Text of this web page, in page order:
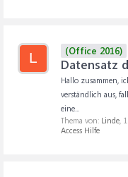
L (Office 2016)
Datensatz
Hallo zusammen,
verständlich aus,
eine...
Thema von: Linde,
Access Hilfe